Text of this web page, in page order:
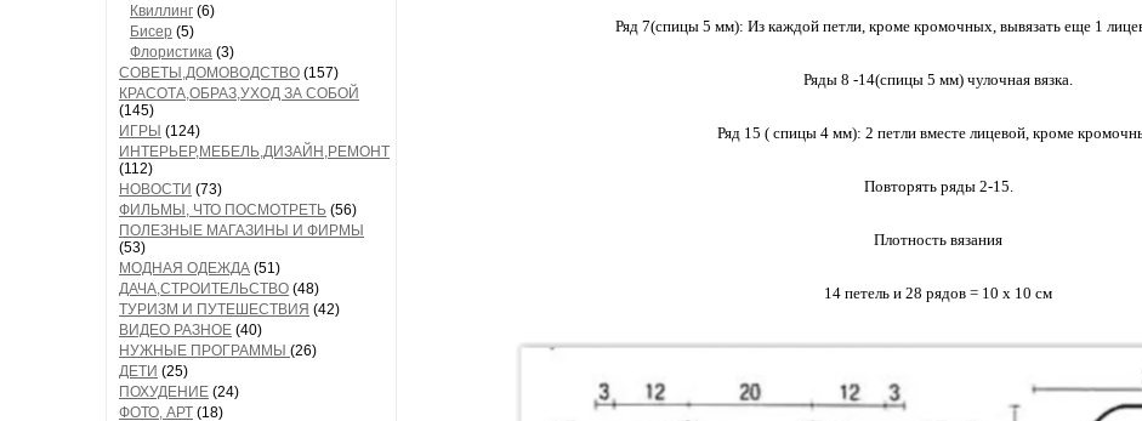
Квиллинг (6)
Бисер (5)
Флористика (3)
СОВЕТЫ,ДОМОВОДСТВО (157)
КРАСОТА,ОБРАЗ,УХОД ЗА СОБОЙ
(145)
ИГРЫ (124)
ИНТЕРЬЕР,МЕБЕЛЬ,ДИЗАЙН,РЕМОНТ
(112)
НОВОСТИ (73)
ФИЛЬМЫ, ЧТО ПОСМОТРЕТЬ (56)
ПОЛЕЗНЫЕ МАГАЗИНЫ И ФИРМЫ
(53)
МОДНАЯ ОДЕЖДА (51)
ДАЧА,СТРОИТЕЛЬСТВО (48)
ТУРИЗМ И ПУТЕШЕСТВИЯ (42)
ВИДЕО РАЗНОЕ (40)
НУЖНЫЕ ПРОГРАММЫ (26)
ДЕТИ (25)
ПОХУДЕНИЕ (24)
ФОТО, АРТ (18)
Ряд 7(спицы 5 мм): Из каждой петли, кроме кромочных, вывязать еще 1
Ряды 8 -14(спицы 5 мм) чулочная вязка.
Ряд 15 ( спицы 4 мм): 2 петли вместе лицевой, кроме
Повторять ряды 2-15.
Плотность вязания
14 петель и 28 рядов = 10 х 10 см